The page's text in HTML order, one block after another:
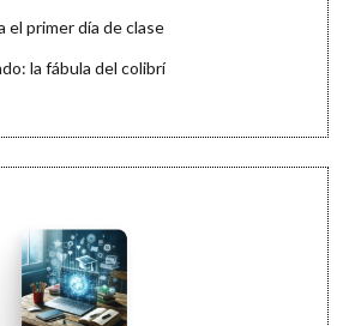
el primer día de clase
la fábula del colibrí